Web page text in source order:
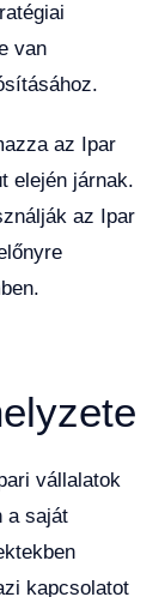
van
az Ipar
elején járnak.
az Ipar
vállalatok
a saját
kapcsolatot